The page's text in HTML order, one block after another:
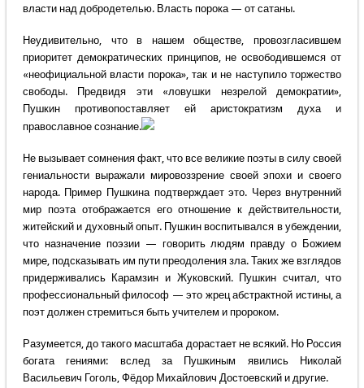
власти над добродетелью. Власть порока — от сатаны.
Неудивительно, что в нашем обществе, провозгласившем
приоритет демократических принципов, не освободившемся от
«неофициальной власти порока», так и не наступило торжество
свободы. Предвидя эти «ловушки незрелой демократии»,
Пушкин противопоставляет ей аристократизм духа и
православное сознание.
Не вызывает сомнения факт, что все великие поэты в силу своей
гениальности выражали мировоззрение своей эпохи и своего
народа. Пример Пушкина подтверждает это. Через внутренний
мир поэта отображается его отношение к действительности,
житейский и духовный опыт. Пушкин воспитывался в убеждении,
что назначение поэзии — говорить людям правду о Божием
мире, подсказывать им пути преодоления зла. Таких же взглядов
придерживались Карамзин и Жуковский. Пушкин считал, что
профессиональный философ — это жрец абстрактной истины, а
поэт должен стремиться быть учителем и пророком.
Разумеется, до такого масштаба дорастает не всякий. Но Россия
богата гениями: вслед за Пушкиным явились Николай
Васильевич Гоголь, Фёдор Михайлович Достоевский и другие.